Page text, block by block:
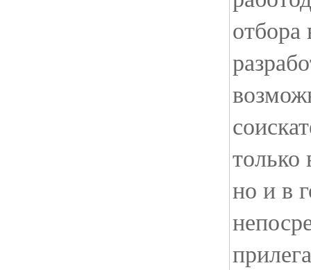
отбора
только
но и в